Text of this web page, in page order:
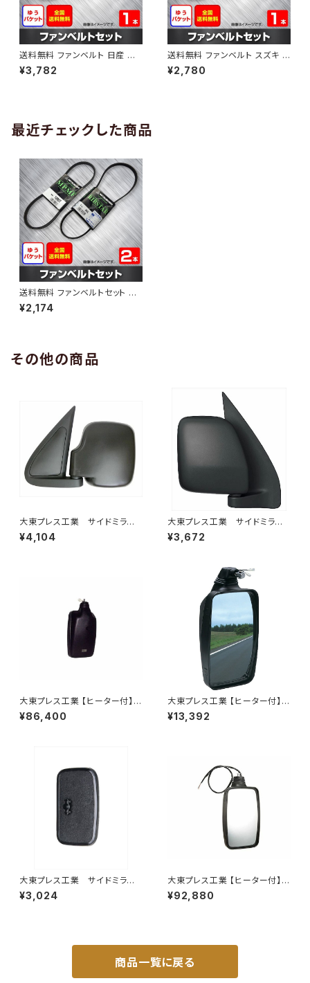
送料無料 ファンベルト 日産 キ
ューブ 型式Z12 H20.11～H24.
10 （国内トップメーカー） 1本 H
¥3,782
送料無料 ファンベルト スズキ ワ
ゴンR 型式MH34S H24.09～
H29.02 （国内トップメーカー）
¥2,780
最近チェックした商品
送料無料 ファンベルトセット ホ
ンダ バモスホビオ 型式HM3 H
15.04～ （国内トップメーカー）
¥2,174
その他の商品
大東プレス工業 サイドミラー/
バックミラー ダイハツ ハイ
ゼット 左 99年～ DI-647
¥4,104
大東プレス工業 サイドミラー/
バックミラー ダイハツ ハイ
ゼットカーゴ 右 06年～ DI-
¥3,672
大東プレス工業 【ヒーター付】ハ
イウェイリモコンミラー DI-722
1CXE
¥86,400
大東プレス工業 【ヒーター付】ハ
イウェイミラー ヒーター付800
¥13,392
大東プレス工業 サイドミラー/
バックミラー 日産 バネット8
0~ DI-55
¥3,024
大東プレス工業 【ヒーター付】
ハイウェイミラー リモコン+ヒー
ター付 DI-6121CXE
¥92,880
商品一覧に戻る